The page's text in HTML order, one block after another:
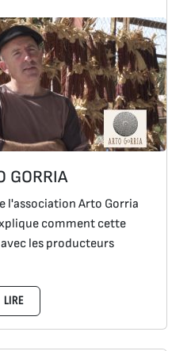
GORRIA
l'association Arto Gorria
comment cette
les producteurs
LIRE